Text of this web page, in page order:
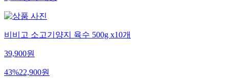
비비고 소고기양지 육수 500g x10개
39,900원
43%22,900원